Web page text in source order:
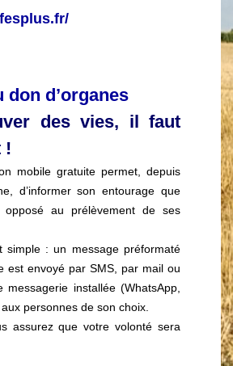
don d’organes
des vies, il faut
!
mobile gratuite permet, depuis
d’informer son entourage que
opposé au prélèvement de ses
simple : un message préformaté
est envoyé par SMS, par mail ou
messagerie installée (WhatsApp,
personnes de son choix.
assurez que votre volonté sera